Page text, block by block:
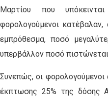
Μαρτίου που
φορολογούμενοι
εμπρόθεσμα, ποσό
υπερβάλλον ποσό
Συνεπώς, οι
έκπτωσης 25% της δόσης